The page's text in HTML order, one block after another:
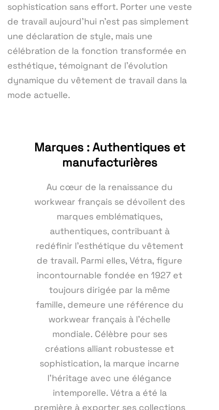
sophistication sans effort. Porter une veste
de travail aujourd'hui n'est pas simplement
une déclaration de style, mais une
célébration de la fonction transformée en
esthétique, témoignant de l'évolution
dynamique du vêtement de travail dans la
mode actuelle.
Marques : Authentiques et
manufacturières
Au cœur de la renaissance du
workwear français se dévoilent des
marques emblématiques,
authentiques, contribuant à
redéfinir l'esthétique du vêtement
de travail. Parmi elles, Vétra, figure
incontournable fondée en 1927 et
toujours dirigée par la même
famille, demeure une référence du
workwear français à l'échelle
mondiale. Célèbre pour ses
créations alliant robustesse et
sophistication, la marque incarne
l'héritage avec une élégance
intemporelle. Vétra a été la
première à exporter ses collections